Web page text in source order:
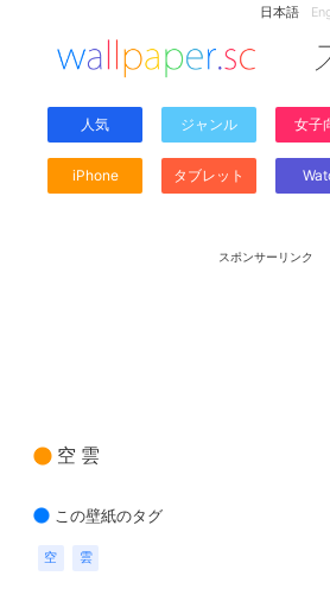
日本語
人気 ジャンル 女子
iPhone タブレット
スポンサーリンク
空 雲
この壁紙のタグ
空 雲